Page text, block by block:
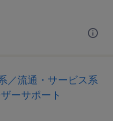
／流通・サービス系
ーサポート